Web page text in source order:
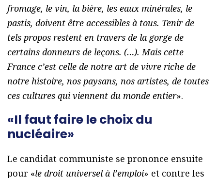
fromage, le vin, la bière, les eaux minérales, le
pastis, doivent être accessibles à tous. Tenir de
tels propos restent en travers de la gorge de
certains donneurs de leçons. (…). Mais cette
France c’est celle de notre art de vivre riche de
notre histoire, nos paysans, nos artistes, de toutes
ces cultures qui viennent du monde entier».
«Il faut faire le choix du
nucléaire»
Le candidat communiste se prononce ensuite
pour «le droit universel à l’emploi» et contre les